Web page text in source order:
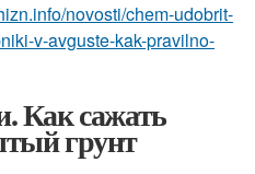
novosti/chem-udobrit-
v-avguste-kak-pravilno-
Как сажать
грунт